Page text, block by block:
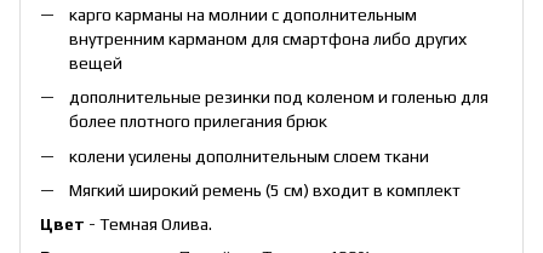
карго карманы на молнии с дополнительным
внутренним карманом для смартфона либо других
вещей
дополнительные резинки под коленом и голенью для
более плотного прилегания брюк
колени усилены дополнительным слоем ткани
Мягкий широкий ремень (5 см) входит в комплект
Цвет - Темная Олива.